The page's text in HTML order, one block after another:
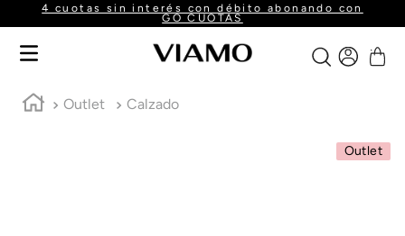
4 cuotas sin interés con débito abonando con
GO CUOTAS
Outlet Calzado
Outlet